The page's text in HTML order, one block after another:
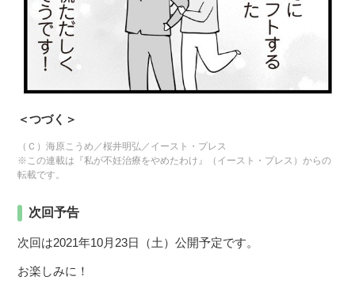
＜つづく＞
（Ｃ）海原こうめ／桜井明弘／イースト・プレス
※この連載は『私が不妊治療をやめたわけ』（イースト・プレス）からの
転載です。
次回予告
次回は2021年10月23日（土）公開予定です。
お楽しみに！